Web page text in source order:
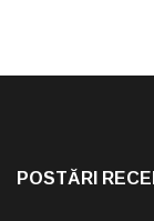
POSTĂRI